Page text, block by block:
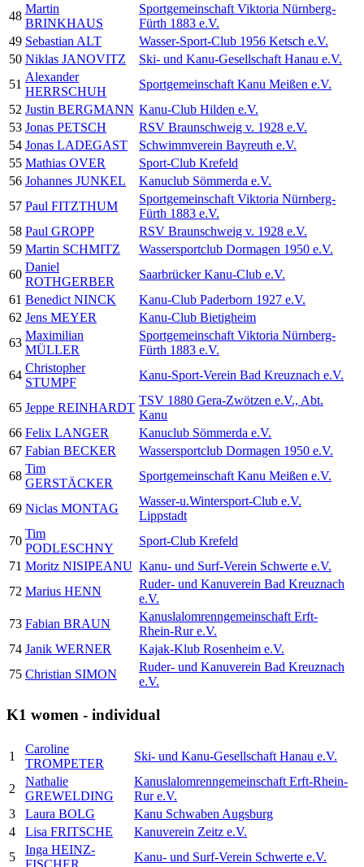
48
Martin
BRINKHAUS
Sportgemeinschaft Viktoria Nürnberg-
Fürth 1883 e.V.
49 Sebastian ALT
Wasser-Sport-Club 1956 Ketsch e.V.
50 Niklas JANOVITZ
Ski- und Kanu-Gesellschaft Hanau e.V.
51
Alexander
HERRSCHUH
Sportgemeinschaft Kanu Meißen e.V.
52 Justin BERGMANN Kanu-Club Hilden e.V.
53 Jonas PETSCH
RSV Braunschweig v. 1928 e.V.
54 Jonas LADEGAST
Schwimmverein Bayreuth e.V.
55 Mathias OVER
Sport-Club Krefeld
56 Johannes JUNKEL
Kanuclub Sömmerda e.V.
57 Paul FITZTHUM
Sportgemeinschaft Viktoria Nürnberg-
Fürth 1883 e.V.
58 Paul GROPP
RSV Braunschweig v. 1928 e.V.
59 Martin SCHMITZ
Wassersportclub Dormagen 1950 e.V.
60
Daniel
ROTHGERBER
Saarbrücker Kanu-Club e.V.
61 Benedict NINCK
Kanu-Club Paderborn 1927 e.V.
62 Jens MEYER
Kanu-Club Bietigheim
63
Maximilian
MÜLLER
Sportgemeinschaft Viktoria Nürnberg-
Fürth 1883 e.V.
64
Christopher
STUMPF
Kanu-Sport-Verein Bad Kreuznach e.V.
65 Jeppe REINHARDT
TSV 1880 Gera-Zwötzen e.V., Abt.
Kanu
66 Felix LANGER
Kanuclub Sömmerda e.V.
67 Fabian BECKER
Wassersportclub Dormagen 1950 e.V.
68
Tim
GERSTÄCKER
Sportgemeinschaft Kanu Meißen e.V.
69 Niclas MONTAG
Wasser-u.Wintersport-Club e.V.
Lippstadt
70
Tim
PODLESCHNY
Sport-Club Krefeld
71 Moritz NISIPEANU Kanu- und Surf-Verein Schwerte e.V.
72 Marius HENN
Ruder- und Kanuverein Bad Kreuznach
e.V.
73 Fabian BRAUN
Kanuslalomrenngemeinschaft Erft-
Rhein-Rur e.V.
74 Janik WERNER
Kajak-Klub Rosenheim e.V.
75 Christian SIMON
Ruder- und Kanuverein Bad Kreuznach
e.V.
K1 women - individual
1
Caroline
TROMPETER
Ski- und Kanu-Gesellschaft Hanau e.V.
2
Nathalie
GREWELDING
Kanuslalomrenngemeinschaft Erft-Rhein-
Rur e.V.
3
Laura BOLG
Kanu Schwaben Augsburg
4
Lisa FRITSCHE
Kanuverein Zeitz e.V.
5
Inga HEINZ-
Kanu- und Surf-Verein Schwerte e.V.